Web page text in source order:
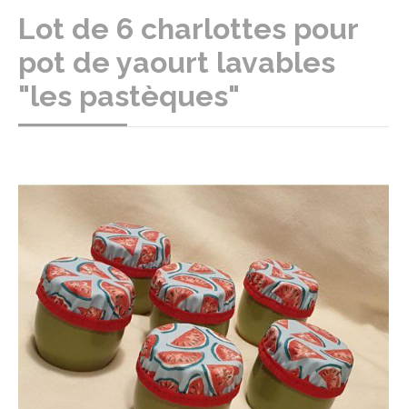
Lot de 6 charlottes pour
pot de yaourt lavables
"les pastèques"